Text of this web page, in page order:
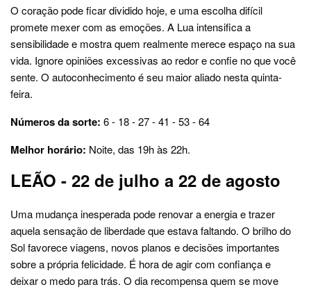
O coração pode ficar dividido hoje, e uma escolha difícil
promete mexer com as emoções. A Lua intensifica a
sensibilidade e mostra quem realmente merece espaço na sua
vida. Ignore opiniões excessivas ao redor e confie no que você
sente. O autoconhecimento é seu maior aliado nesta quinta-
feira.
Números da sorte: 6 - 18 - 27 - 41 - 53 - 64
Melhor horário: Noite, das 19h às 22h.
LEÃO - 22 de julho a 22 de agosto
Uma mudança inesperada pode renovar a energia e trazer
aquela sensação de liberdade que estava faltando. O brilho do
Sol favorece viagens, novos planos e decisões importantes
sobre a própria felicidade. É hora de agir com confiança e
deixar o medo para trás. O dia recompensa quem se move